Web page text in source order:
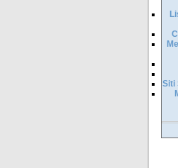
Siti